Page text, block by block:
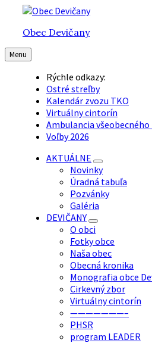
Preskočiť
obsah
Preskočiť
hlavnú
navigáciu
Preskočiť
pätičkuObec Devičany
Menu
Rýchle odkazy:
Ostré streľby
Kalendár zvozu TKO
Virtuálny cintorín
Ambulancia všeobecného
Voľby 2026
AKTUÁLNE
Novinky
Úradná tabuľa
Pozvánky
Galéria
DEVIČANY
O obci
Fotky obce
Naša obec
Obecná kronika
Monografia obce
Cirkevný zbor
Virtuálny cintorín
———————–
PHSR
program LEADER